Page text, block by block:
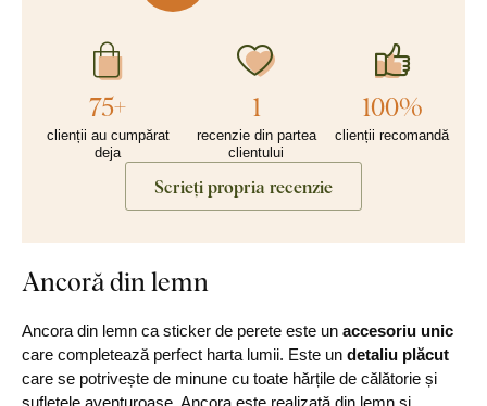
75+
clienții au cumpărat
deja
1
recenzie din partea
clientului
100%
clienții recomandă
Scrieți propria recenzie
Ancoră din lemn
Ancora din lemn ca sticker de perete este un accesoriu unic
care completează perfect harta lumii. Este un detaliu plăcut
care se potrivește de minune cu toate hărțile de călătorie și